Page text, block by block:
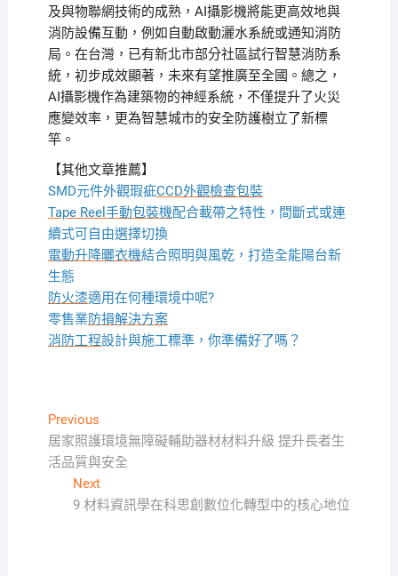
及與物聯網技術的成熟，AI攝影機將能更高效地與
消防設備互動，例如自動啟動灑水系統或通知消防
局。在台灣，已有新北市部分社區試行智慧消防系
統，初步成效顯著，未來有望推廣至全國。總之，
AI攝影機作為建築物的神經系統，不僅提升了火災
應變效率，更為智慧城市的安全防護樹立了新標
竿。
【其他文章推薦】
SMD元件外觀瑕疵CCD外觀檢查包裝
Tape Reel手動包裝機配合載帶之特性，間斷式或連
續式可自由選擇切換
電動升降曬衣機結合照明與風乾，打造全能陽台新
生態
防火漆適用在何種環境中呢?
零售業防損解決方案
消防工程設計與施工標準，你準備好了嗎？
文
章
PreviousPrevious
post:
居家照護環境無障礙輔助器材材料升級 提升長者生
活品質與安全
NextNext
post:
9 材料資訊學在科思創數位化轉型中的核心地位